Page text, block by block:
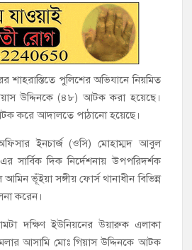
ফিরিয়ে দিতে বিএনপি সরকার
কোম্পানী লিমিটেডের মরণোত্তর
শাহরাস্তিতে পুলিশের অভিযানে নিয়মিত
উদ্দিনকে (৪৮) আটক করা হয়েছে।
করে আদালতে পাঠানো হয়েছে।
ইনচার্জ (ওসি) মোহাম্মদ আবুল
সার্বিক দিক নির্দেশনায় উপপরিদর্শক
ভূঁইয়া সঙ্গীয় ফোর্স থানাধীন বিভিন্ন
করেন।
দক্ষিণ ইউনিয়নের উয়ারুক এলাকা
আসামি মোঃ গিয়াস উদ্দিনকে আটক